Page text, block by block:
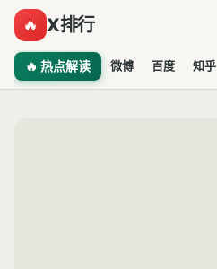
🔥 X排行
🔥 热点解读 微博 百度 知乎